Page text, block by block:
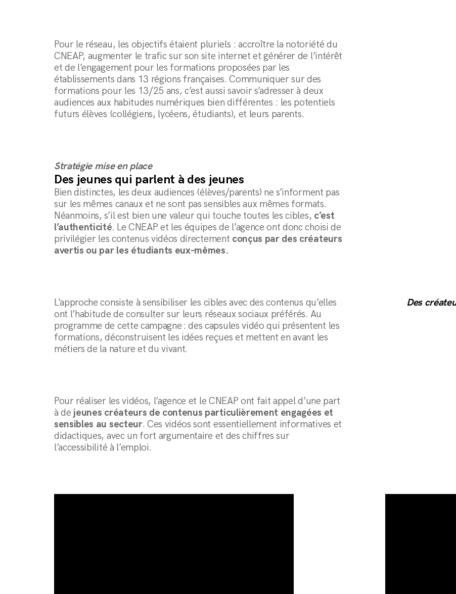
Pour le réseau, les objectifs étaient pluriels : accroître la notoriété du
CNEAP, augmenter le trafic sur son site internet et générer de l’intérêt
et de l’engagement pour les formations proposées par les
établissements dans 13 régions françaises. Communiquer sur des
formations pour les 13/25 ans, c’est aussi savoir s’adresser à deux
audiences aux habitudes numériques bien différentes : les potentiels
futurs élèves (collégiens, lycéens, étudiants), et leurs parents.
Stratégie mise en place
Des jeunes qui parlent à des jeunes
Bien distinctes, les deux audiences (élèves/parents) ne s’informent pas
sur les mêmes canaux et ne sont pas sensibles aux mêmes formats.
Néanmoins, s’il est bien une valeur qui touche toutes les cibles, c’est
l’authenticité. Le CNEAP et les équipes de l’agence ont donc choisi de
privilégier les contenus vidéos directement conçus par des créateurs
avertis ou par les étudiants eux-mêmes.
L’approche consiste à sensibiliser les cibles avec des contenus qu’elles
ont l’habitude de consulter sur leurs réseaux sociaux préférés. Au
programme de cette campagne : des capsules vidéo qui présentent les
formations, déconstruisent les idées reçues et mettent en avant les
métiers de la nature et du vivant.
Des
Pour réaliser les vidéos, l’agence et le CNEAP ont fait appel d’une part
à de jeunes créateurs de contenus particulièrement engagées et
sensibles au secteur. Ces vidéos sont essentiellement informatives et
didactiques, avec un fort argumentaire et des chiffres sur
l’accessibilité à l’emploi.